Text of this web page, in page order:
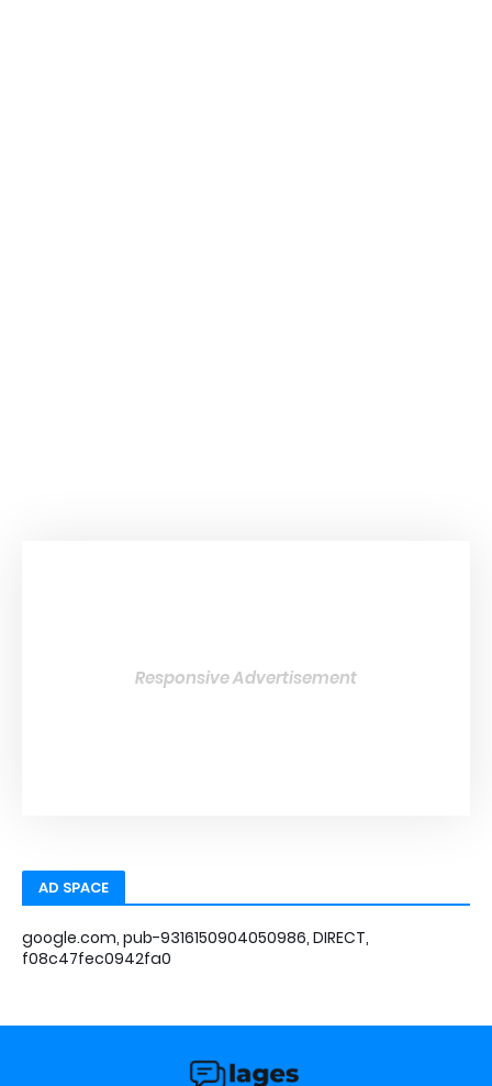
Responsive Advertisement
AD SPACE
google.com, pub-9316150904050986, DIRECT,
f08c47fec0942fa0